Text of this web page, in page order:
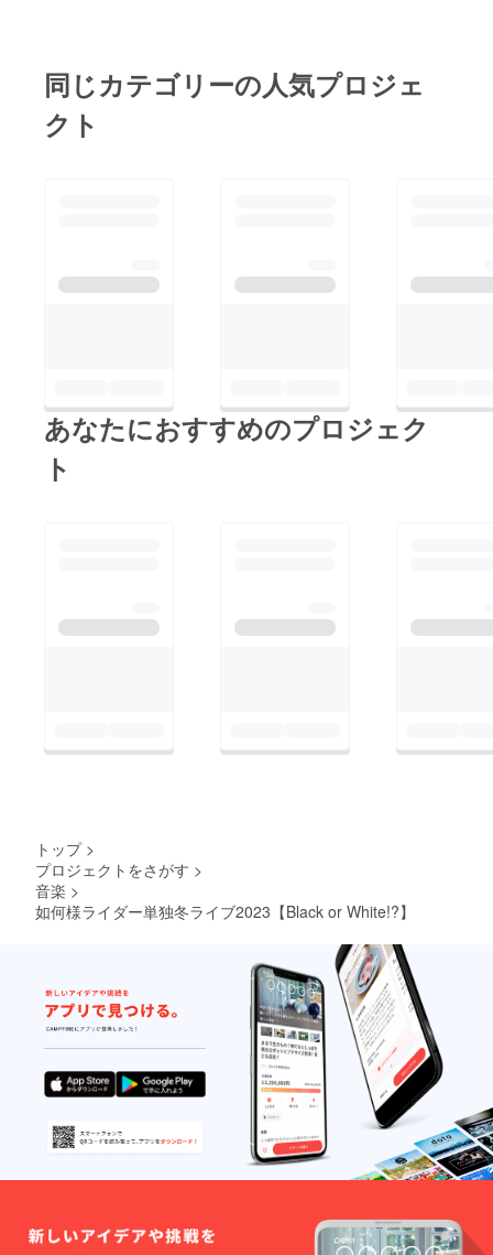
票していただきます！
チーム分けは以下の通
す！締切まで残り1週
致します！！
同じカテゴリーの人気プロジェ
クト
あなたにおすすめのプロジェク
ト
トップ >
プロジェクトをさがす >
音楽 >
如何様ライダー単独冬ライブ2023【Black or White!?】